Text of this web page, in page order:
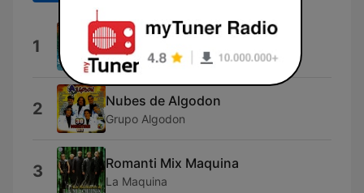
1 El Salvador Es Mi Tierra
Salsalvador All Stars
2 Nubes de Algodon
Grupo Algodon
3 Romanti Mix Maquina
La Maquina